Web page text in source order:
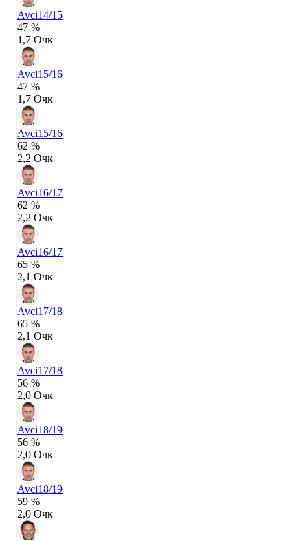
Avci14/15
47 %
1,7 Очк
Avci15/16
47 %
1,7 Очк
Avci15/16
62 %
2,2 Очк
Avci16/17
62 %
2,2 Очк
Avci16/17
65 %
2,1 Очк
Avci17/18
65 %
2,1 Очк
Avci17/18
56 %
2,0 Очк
Avci18/19
56 %
2,0 Очк
Avci18/19
59 %
2,0 Очк